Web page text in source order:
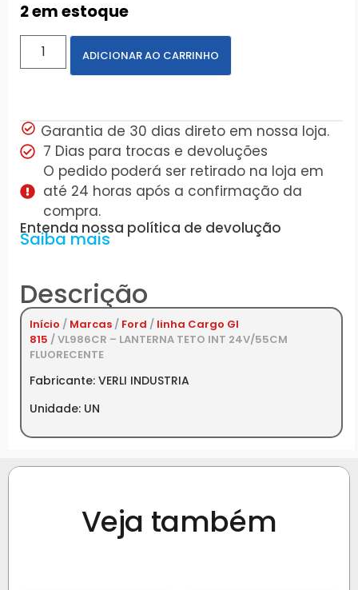
2 em estoque
ADICIONAR AO CARRINHO
Garantia de 30 dias direto em nossa loja.
7 Dias para trocas e devoluções
O pedido poderá ser retirado na loja em
até 24 horas após a confirmação da
compra.
Entenda nossa política de devolução
Saiba mais
Descrição
Início / Marcas / Ford / linha Cargo GI
815 / VL986CR – LANTERNA TETO INT 24V/55CM
FLUORECENTE
Fabricante: VERLI INDUSTRIA
Unidade: UN
Veja também